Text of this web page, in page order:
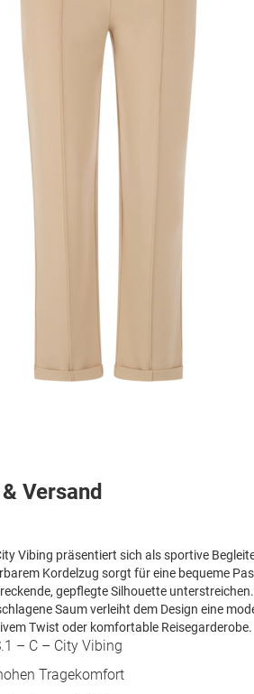
Vibing präsentiert sich als sportive
Kordelzug sorgt für eine bequeme
gepflegte Silhouette
Saum verleiht dem Design eine
Twist oder komfortable Reisegarderobe.
– C – City Vibing
Tragekomfort
Versand